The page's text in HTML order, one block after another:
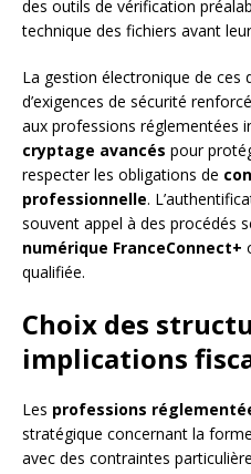
des outils de vérification
technique des fichiers avant
La gestion électronique de ces
d’exigences de sécurité
aux professions réglementées
cryptage avancés pour
respecter les obligations de
professionnelle.
souvent appel à des procédés
numérique FranceConnect+
qualifiée.
Choix des
implications
Les professions
stratégique concernant la
avec des contraintes